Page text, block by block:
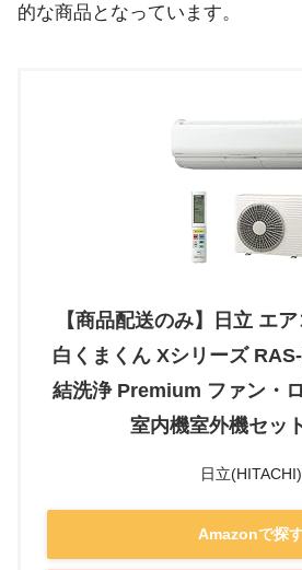
的な商品となっています。
【商品配送のみ】日立 エ
白くまくん Xシリーズ
結洗浄 Premium ファン・
室内機室外機セッ
日立(HITACHI)
Amazonで探